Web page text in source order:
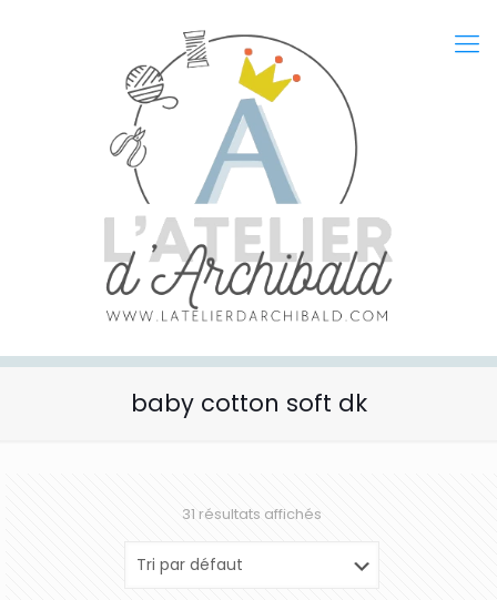
baby cotton soft dk
31 résultats affichés